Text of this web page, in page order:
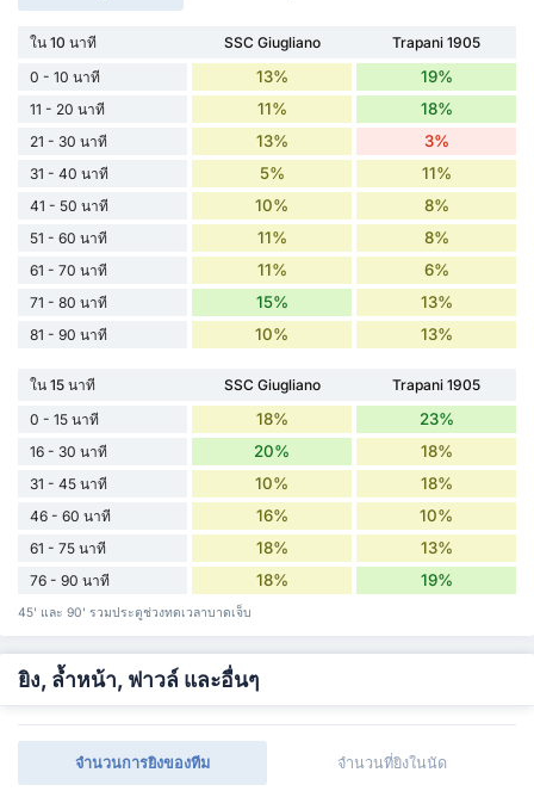
ใน 10 นาที SSC Giugliano
Trapani 1905
0 - 10 นาที
13% 19%
11 - 20 นาที 11% 18%
21 - 30 นาที 13% 3%
31 - 40 นาที 5% 11%
41 - 50 นาที 10% 8%
51 - 60 นาที 11% 8%
61 - 70 นาที 11% 6%
71 - 80 นาที 15% 13%
81 - 90 นาที 10% 13%
ใน 15 นาที SSC Giugliano
Trapani 1905
0 - 15 นาที
18% 23%
16 - 30 นาที 20% 18%
31 - 45 นาที 10% 18%
46 - 60 นาที 16% 10%
61 - 75 นาที 18% 13%
76 - 90 นาที 18% 19%
45' และ 90' รวมประตูช่วงทดเวลาบาดเจ็บ
ยิง, ล้ำหน้า, ฟาวล์ และอื่นๆ
จำนวนการยิงของทีม จำนวนที่ยิงในนัด